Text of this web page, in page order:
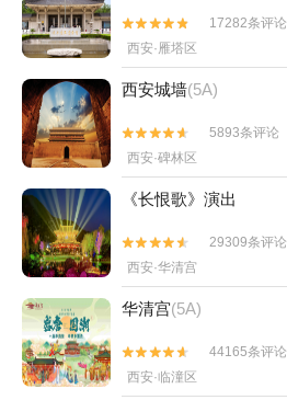


17282条评论
西安·雁塔区
西安城墙(5A)


5893条评论
西安·碑林区
《长恨歌》演出


29309条评论
西安·华清宫
华清宫(5A)


44165条评论
西安·临潼区